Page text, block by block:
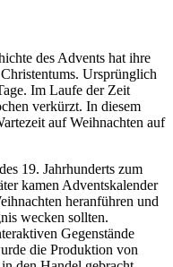
des Advents hat ihre
Ursprünglich
Im Laufe der Zeit
verkürzt. In diesem
auf Weihnachten auf
19. Jahrhunderts zum
kamen Adventskalender
heranführen und
wecken sollten.
Gegenstände
die Produktion von